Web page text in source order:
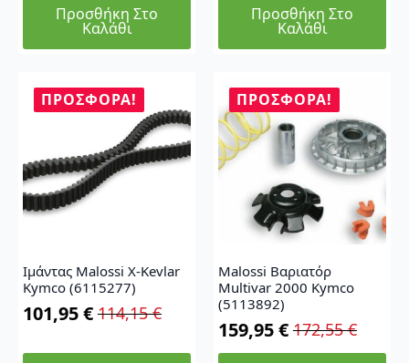
Προσθήκη Στο
Καλάθι
Προσθήκη Στο
Καλάθι
ΠΡΟΣΦΟΡΆ!
Ιμάντας Malossi X-Kevlar
Kymco (6115277)
114,15€
Original
101,95€
Η
ΠΡΟΣΦΟΡΆ!
Malossi Βαριατόρ
Multivar 2000 Kymco
(5113892)
172,55€
Original
159,95€
Η